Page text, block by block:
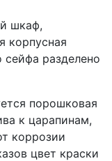
шкаф,
корпусная
сейфа разделено
порошковая
к царапинам,
коррозии
цвет краски